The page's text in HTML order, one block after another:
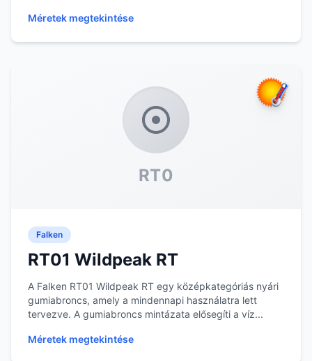
Méretek megtekintése
RT0
Falken
RT01 Wildpeak RT
A Falken RT01 Wildpeak RT egy középkategóriás nyári
gumiabroncs, amely a mindennapi használatra lett
tervezve. A gumiabroncs mintázata elősegíti a víz...
Méretek megtekintése